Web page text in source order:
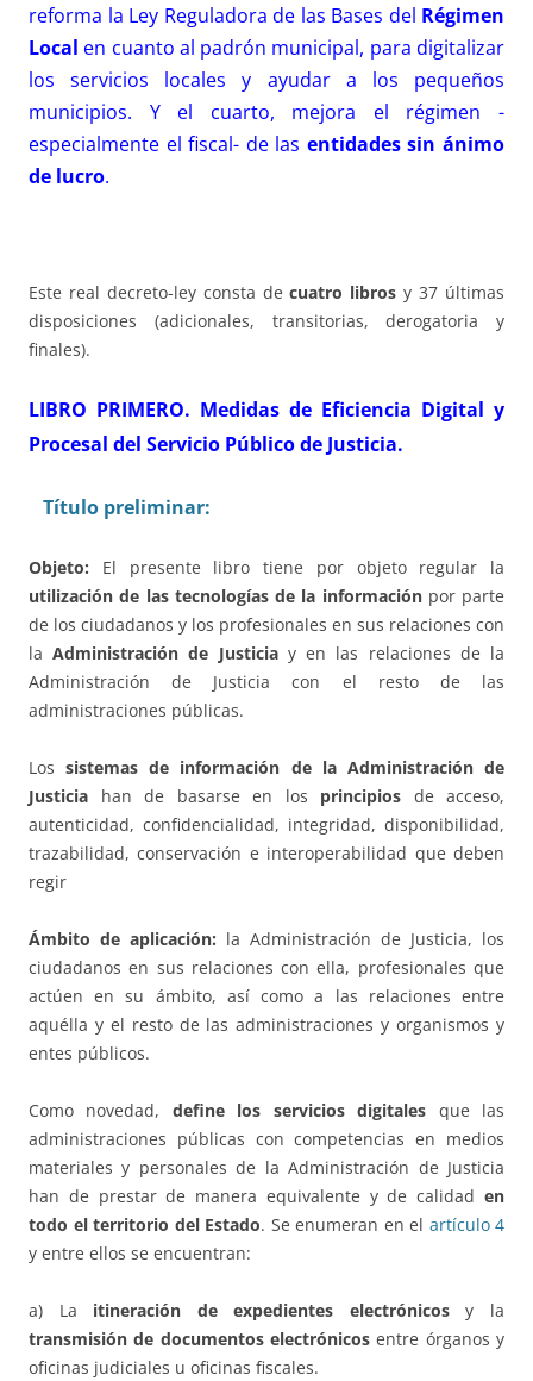
reforma la Ley Reguladora de las Bases del Régimen
Local en cuanto al padrón municipal, para digitalizar
los servicios locales y ayudar a los pequeños
municipios. Y el cuarto, mejora el régimen -
especialmente el fiscal- de las entidades sin ánimo
de lucro.
Este real decreto-ley consta decuatro libros y 37 últimas
disposiciones (adicionales, transitorias, derogatoria y
finales).
LIBRO PRIMERO. Medidas de Eficiencia Digital y
Procesal del Servicio Público de Justicia.
Título preliminar:
Objeto: El presente libro tiene por objeto regular la
utilización de las tecnologías de la informaciónpor parte
de los ciudadanos y los profesionales en sus relaciones con
laAdministración de Justiciay en las relaciones de la
Administración de Justicia con el resto de las
administraciones públicas.
Lossistemas de información de la Administración de
Justicia han de basarse en los principios de acceso,
autenticidad, confidencialidad, integridad, disponibilidad,
trazabilidad, conservación e interoperabilidad que deben
regir
Ámbito de aplicación: la Administración de Justicia, los
ciudadanos en sus relaciones con ella, profesionales que
actúen en su ámbito, así como a las relaciones entre
aquélla y el resto de las administraciones y organismos y
entes públicos.
Como novedad, define los servicios digitales que las
administraciones públicas con competencias en medios
materiales y personales de la Administración de Justicia
han de prestar de manera equivalente y de calidad en
todo el territorio del Estado. Se enumeran en el artículo 4
y entre ellos se encuentran:
a) La itineración de expedientes electrónicosy la
transmisión de documentos electrónicosentre órganos y
oficinas judiciales u oficinas fiscales.